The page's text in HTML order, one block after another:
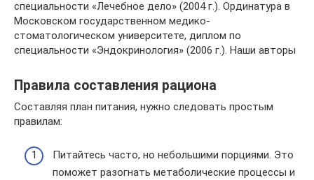
специальности «Лечебное дело» (2004 г.). Ординатура в
Московском государственном медико-
стоматологическом университете, диплом по
специальности «Эндокринология» (2006 г.). Наши авторы
Правила составления рациона
Составляя план питания, нужно следовать простым
правилам:
Питайтесь часто, но небольшими порциями. Это
поможет разогнать метаболические процессы и